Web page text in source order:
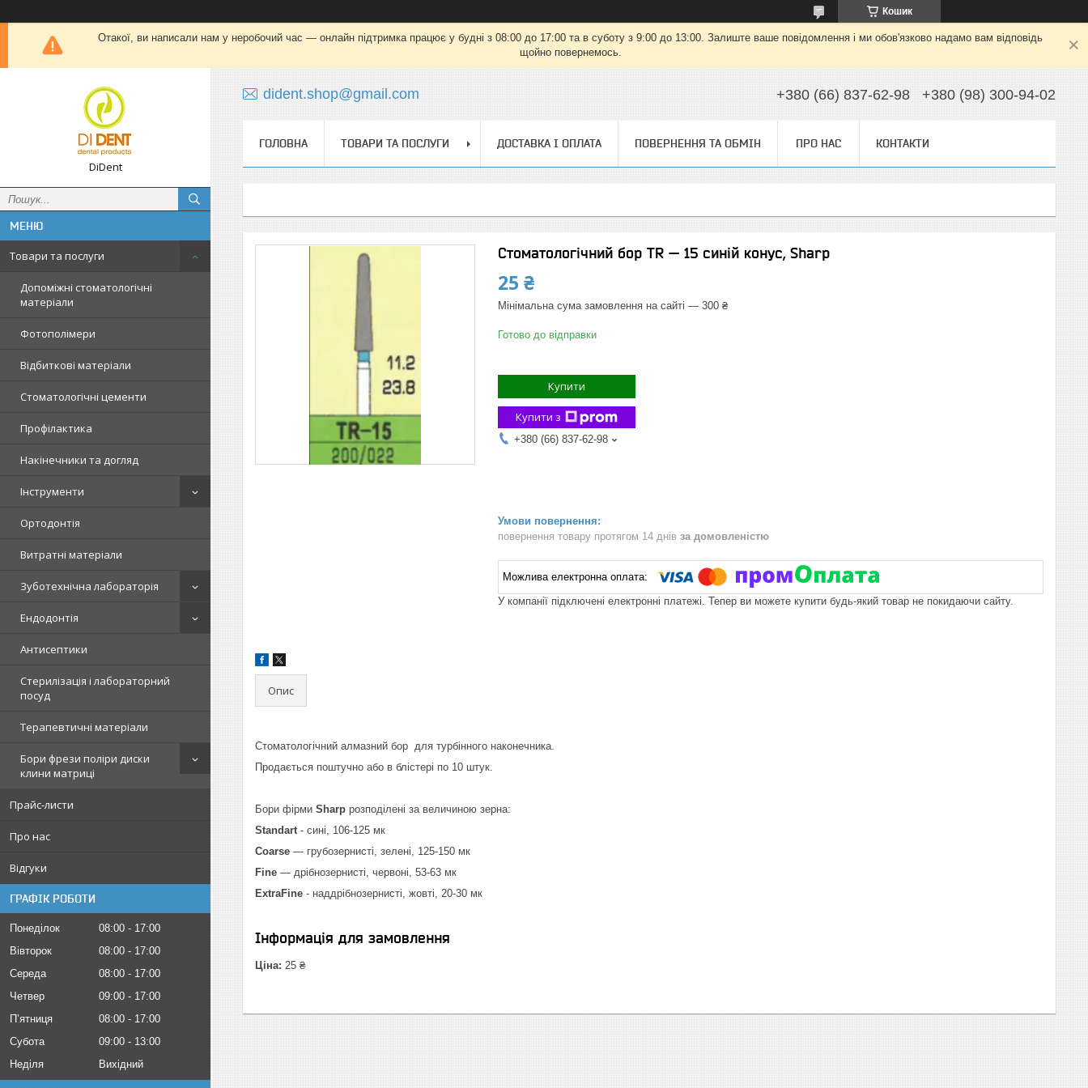
Кошик
Отакої, ви написали нам у неробочий час — онлайн підтримка працює у будні з 08:00 до 17:00 та в суботу з 9:00 до 13:00. Залиште ваше повідомлення і ми обов'язково надамо вам відповідь
щойно повернемось.
DiDent
Товари та послуги
Допоміжні стоматологічні
матеріали
Фотополімери
Відбиткові матеріали
Стоматологічні цементи
Профілактика
Накінечники та догляд
Інструменти
Ортодонтія
Витратні матеріали
Зуботехнічна лабораторія
Ендодонтія
Антисептики
Стерилізація і лабораторний
посуд
Терапевтичні матеріали
Бори фрези поліри диски
клини матриці
Прайс-листи
Про нас
Відгуки
ГРАФІК РОБОТИ
Понеділок 08:00
17:00
Вівторок
08:00
17:00
Середа
08:00
17:00
Четвер
09:00
17:00
Пʼятниця
08:00
17:00
Субота
09:00
13:00
Неділя
Вихідний
dident.shop@gmail.com +380 (66) 837-62-98 +380 (98) 300-94-02
ГОЛОВНА ТОВАРИ ТА ПОСЛУГИ ДОСТАВКА І ОПЛАТА ПОВЕРНЕННЯ ТА ОБМІН ПРО НАС КОНТАКТИ
Стоматологічний бор TR — 15 синій конус, Sharp
25 ₴
Мінімальна сума замовлення на сайті — 300 ₴
Готово до відправки
Купити
Купити з
+380 (66) 837-62-98
повернення товару протягом 14 днів за домовленістю
У компанії підключені електронні платежі. Тепер ви можете купити будь-який товар не покидаючи сайту.
Опис
Стоматологічний алмазний бор для турбінного наконечника.
Продається поштучно або в блістері по 10 штук.
Бори фірми Sharp розподілені за величиною зерна:
Standart- сині, 106-125 мк
Coarse — грубозернисті, зелені, 125-150 мк
Fine — дрібнозернисті, червоні, 53-63 мк
ExtraFine - наддрібнозернисті, жовті, 20-30 мк
Інформація для замовлення
Ціна: 25 ₴